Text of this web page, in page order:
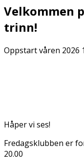
Velkommen
trinn!
Oppstart våren 2026
Håper vi ses!
Fredagsklubben er
20.00